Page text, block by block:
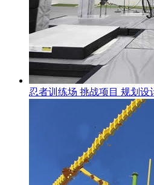
忍者训练场 挑战项目 规划